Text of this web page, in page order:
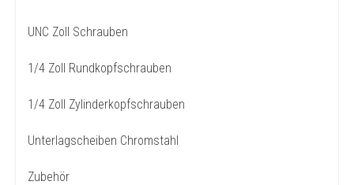
UNC Zoll Schrauben
1/4 Zoll Rundkopfschrauben
1/4 Zoll Zylinderkopfschrauben
Unterlagscheiben Chromstahl
Zubehör